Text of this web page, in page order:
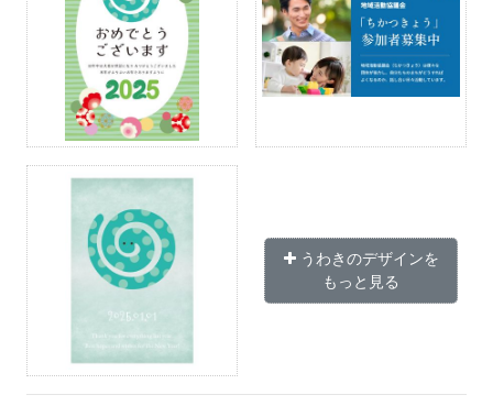
うわきのデザインを
もっと見る